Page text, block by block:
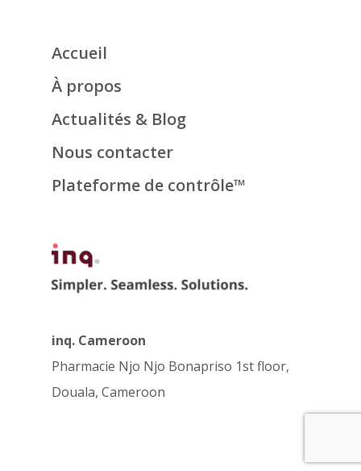
Accueil
À propos
Actualités & Blog
Nous contacter
Plateforme de contrôle™
inq. Cameroon
Pharmacie Njo Njo Bonapriso 1st floor,
Douala, Cameroon